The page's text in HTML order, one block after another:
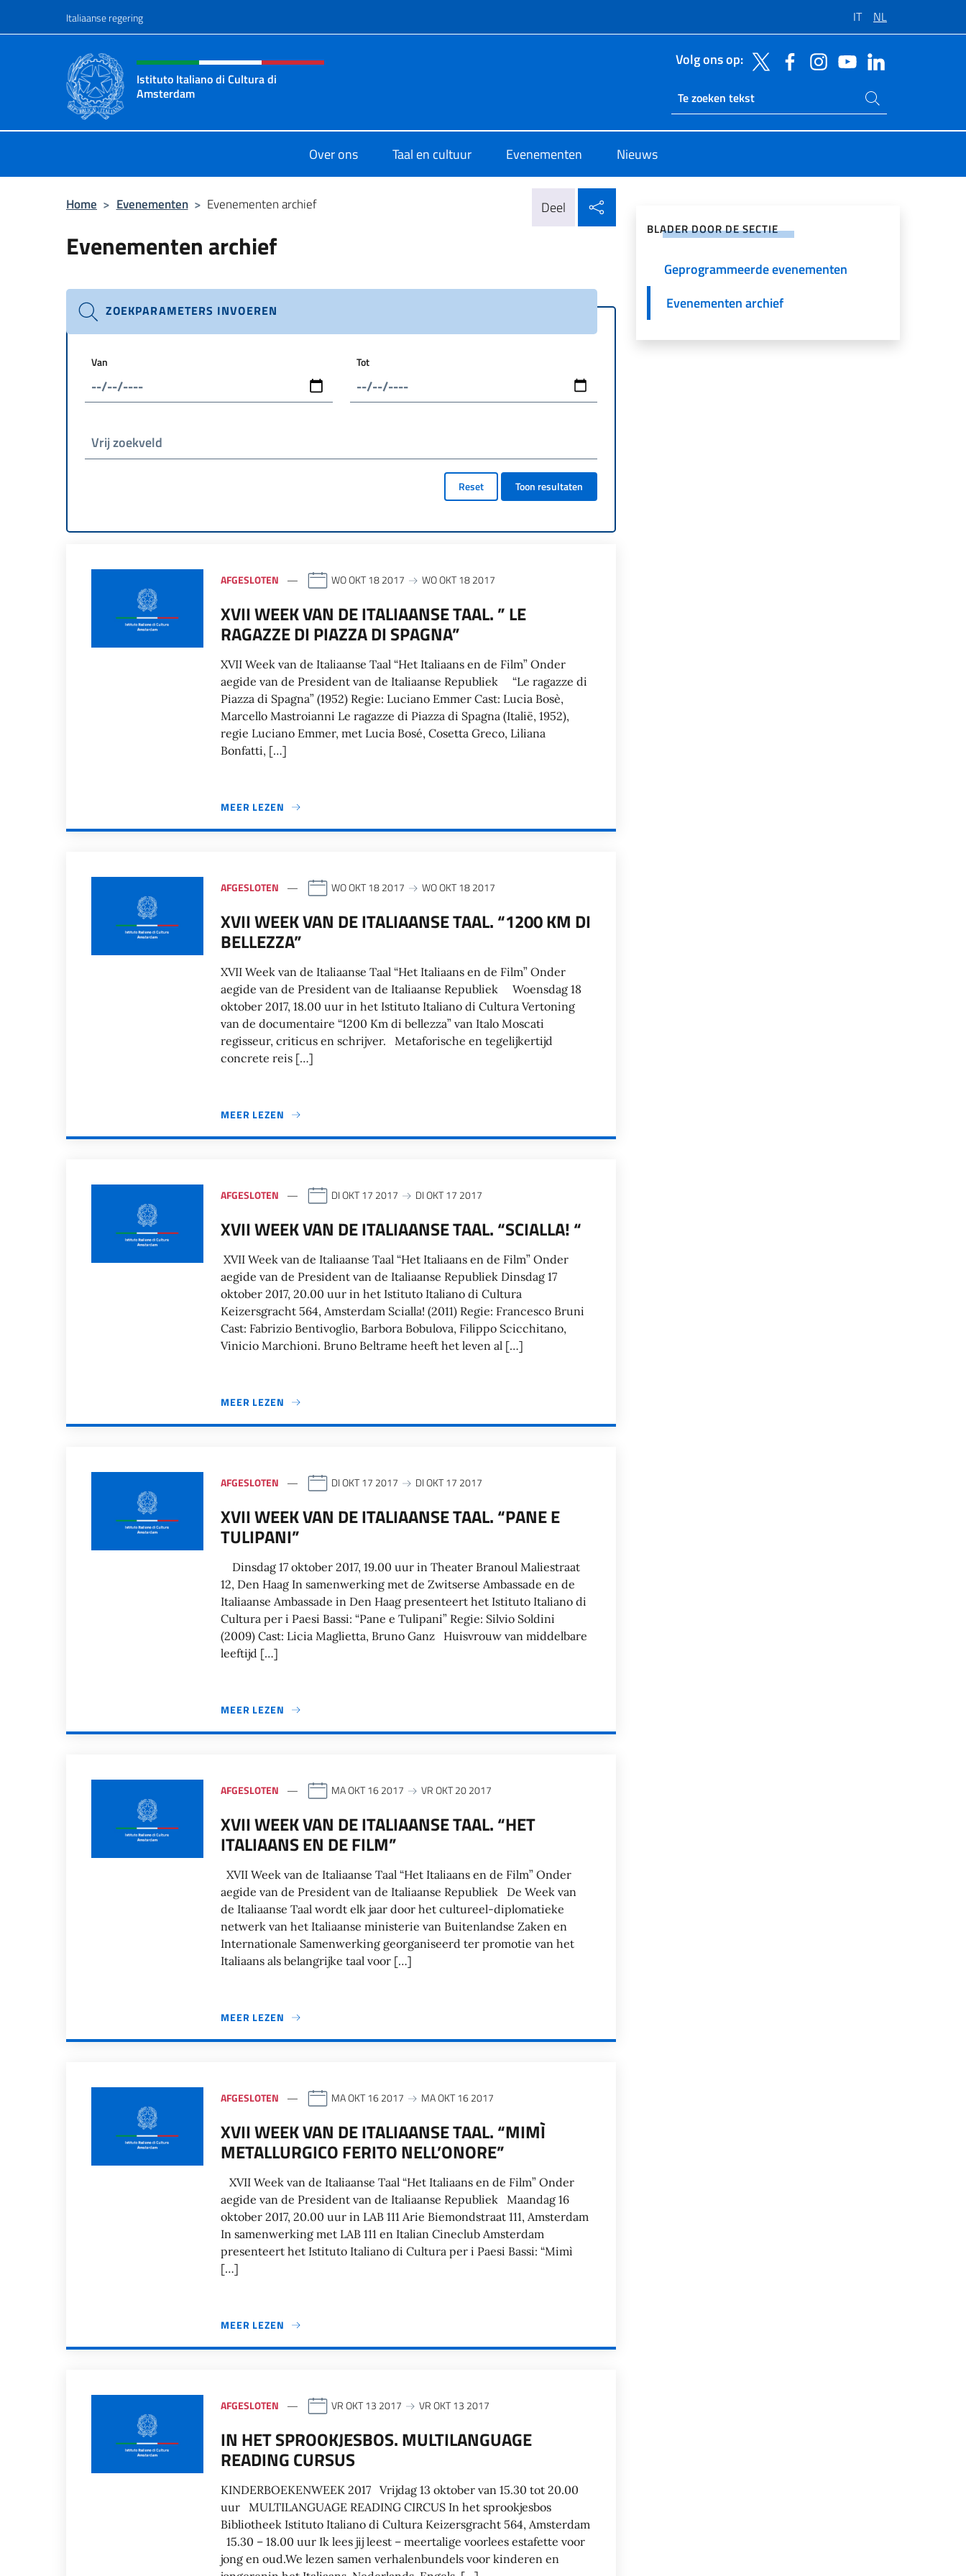
Italiaanse regering IT NL
Intestazione sito, social e menù
Istituto Italiano di Cultura di
Amsterdam
Volg ons op:
Ricerca sito live
Zoeken op de site
Over ons Taal en cultuur Evenementen Nieuws
Home > Evenementen > Evenementen archief Deel
Evenementen archief
ZOEKPARAMETERS INVOEREN
Van Tot
Vrij zoekveld
Reset Toon resultaten
AFGESLOTEN WO OKT 18 2017 WO OKT 18 2017
XVII WEEK VAN DE ITALIAANSE TAAL. ” LE
RAGAZZE DI PIAZZA DI SPAGNA”
XVII Week van de Italiaanse Taal “Het Italiaans en de Film” Onder
aegide van de President van de Italiaanse Republiek “Le ragazze di
Piazza di Spagna” (1952) Regie: Luciano Emmer Cast: Lucia Bosè,
Marcello Mastroianni Le ragazze di Piazza di Spagna (Italië, 1952),
regie Luciano Emmer, met Lucia Bosé, Cosetta Greco, Liliana
Bonfatti, […]
MEER LEZEN
AFGESLOTEN WO OKT 18 2017 WO OKT 18 2017
XVII WEEK VAN DE ITALIAANSE TAAL. “1200 KM DI
BELLEZZA”
XVII Week van de Italiaanse Taal “Het Italiaans en de Film” Onder
aegide van de President van de Italiaanse Republiek Woensdag 18
oktober 2017, 18.00 uur in het Istituto Italiano di Cultura Vertoning
van de documentaire “1200 Km di bellezza” van Italo Moscati
regisseur, criticus en schrijver. Metaforische en tegelijkertijd
concrete reis […]
MEER LEZEN
AFGESLOTEN DI OKT 17 2017 DI OKT 17 2017
XVII WEEK VAN DE ITALIAANSE TAAL. “SCIALLA! “
XVII Week van de Italiaanse Taal “Het Italiaans en de Film” Onder
aegide van de President van de Italiaanse Republiek Dinsdag 17
oktober 2017, 20.00 uur in het Istituto Italiano di Cultura
Keizersgracht 564, Amsterdam Scialla! (2011) Regie: Francesco Bruni
Cast: Fabrizio Bentivoglio, Barbora Bobulova, Filippo Scicchitano,
Vinicio Marchioni. Bruno Beltrame heeft het leven al […]
MEER LEZEN
AFGESLOTEN DI OKT 17 2017 DI OKT 17 2017
XVII WEEK VAN DE ITALIAANSE TAAL. “PANE E
TULIPANI”
Dinsdag 17 oktober 2017, 19.00 uur in Theater Branoul Maliestraat
12, Den Haag In samenwerking met de Zwitserse Ambassade en de
Italiaanse Ambassade in Den Haag presenteert het Istituto Italiano di
Cultura per i Paesi Bassi: “Pane e Tulipani” Regie: Silvio Soldini
(2009) Cast: Licia Maglietta, Bruno Ganz Huisvrouw van middelbare
leeftijd […]
MEER LEZEN
AFGESLOTEN MA OKT 16 2017 VR OKT 20 2017
XVII WEEK VAN DE ITALIAANSE TAAL. “HET
ITALIAANS EN DE FILM”
XVII Week van de Italiaanse Taal “Het Italiaans en de Film” Onder
aegide van de President van de Italiaanse Republiek De Week van
de Italiaanse Taal wordt elk jaar door het cultureel-diplomatieke
netwerk van het Italiaanse ministerie van Buitenlandse Zaken en
Internationale Samenwerking georganiseerd ter promotie van het
Italiaans als belangrijke taal voor […]
MEER LEZEN
AFGESLOTEN MA OKT 16 2017 MA OKT 16 2017
XVII WEEK VAN DE ITALIAANSE TAAL. “MIMÌ
METALLURGICO FERITO NELL’ONORE”
XVII Week van de Italiaanse Taal “Het Italiaans en de Film” Onder
aegide van de President van de Italiaanse Republiek Maandag 16
oktober 2017, 20.00 uur in LAB 111 Arie Biemondstraat 111, Amsterdam
In samenwerking met LAB 111 en Italian Cineclub Amsterdam
presenteert het Istituto Italiano di Cultura per i Paesi Bassi: “Mimì
[…]
MEER LEZEN
AFGESLOTEN VR OKT 13 2017 VR OKT 13 2017
IN HET SPROOKJESBOS. MULTILANGUAGE
READING CURSUS
KINDERBOEKENWEEK 2017 Vrijdag 13 oktober van 15.30 tot 20.00
uur MULTILANGUAGE READING CIRCUS In het sprookjesbos
Bibliotheek Istituto Italiano di Cultura Keizersgracht 564, Amsterdam
15.30 – 18.00 uur Ik lees jij leest – meertalige voorlees estafette voor
jong en oud.We lezen samen verhalenbundels voor kinderen en
BLADER DOOR DE SECTIE
Geprogrammeerde evenementen
Evenementen archief